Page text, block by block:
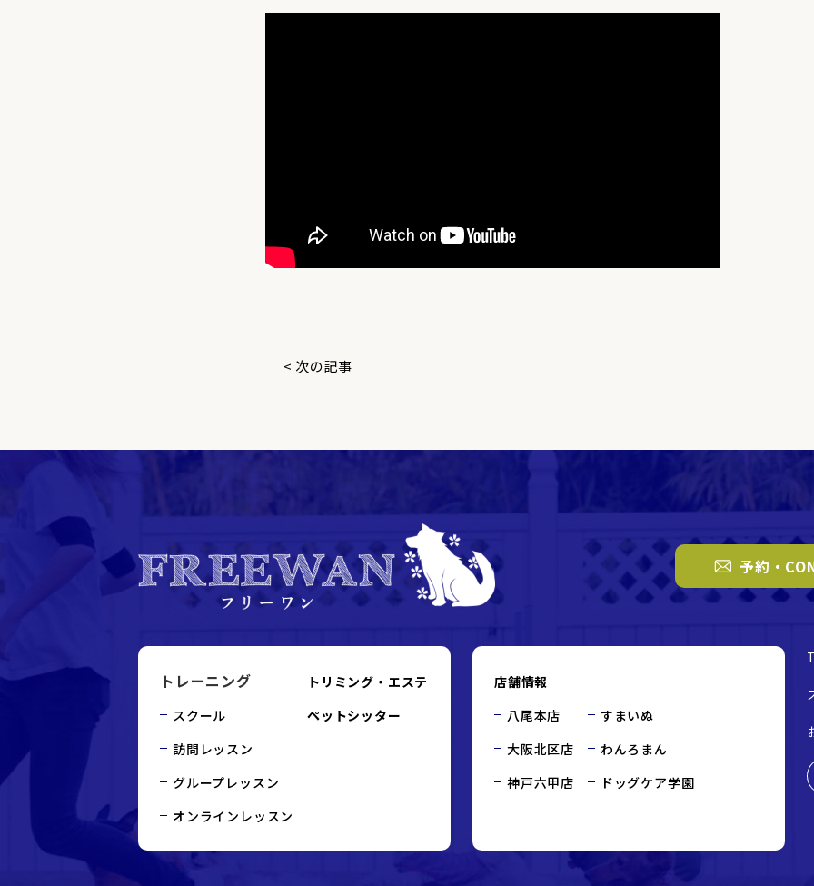
< 次の記事
予約・
トレーニング
スクール
訪問レッスン
グループレッスン
オンラインレッスン
トリミング・エステ
ペットシッター
店舗情報
八尾本店
大阪北区店
神戸六甲店
すまいぬ
わんろまん
ドッグケア学園